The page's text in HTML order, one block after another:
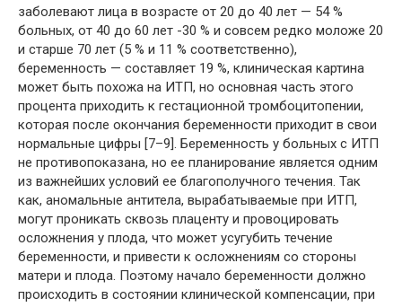
заболевают лица в возрасте от 20 до 40 лет — 54 %
больных, от 40 до 60 лет -30 % и совсем редко моложе 20
и старше 70 лет (5 % и 11 % соответственно),
беременность — составляет 19 %, клиническая картина
может быть похожа на ИТП, но основная часть этого
процента приходить к гестационной тромбоцитопении,
которая после окончания беременности приходит в свои
нормальные цифры [7–9]. Беременность у больных с ИТП
не противопоказана, но ее планирование является одним
из важнейших условий ее благополучного течения. Так
как, аномальные антитела, вырабатываемые при ИТП,
могут проникать сквозь плаценту и провоцировать
осложнения у плода, что может усугубить течение
беременности, и привести к осложнениям со стороны
матери и плода. Поэтому начало беременности должно
происходить в состоянии клинической компенсации, при